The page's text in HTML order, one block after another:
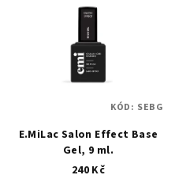
E.MiLac Salon Effect Base
Gel, 9 ml.
240 Kč
KÓD: SEBG